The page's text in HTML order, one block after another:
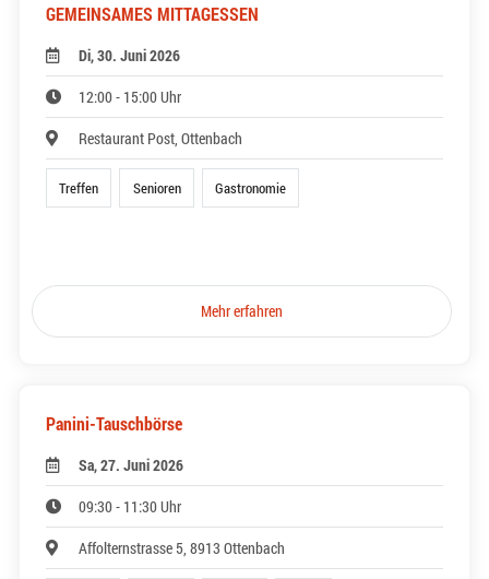
GEMEINSAMES MITTAGESSEN
Di, 30. Juni 2026
12:00 - 15:00 Uhr
Restaurant Post, Ottenbach
Treffen Senioren Gastronomie
Mehr erfahren
Panini-Tauschbörse
Sa, 27. Juni 2026
09:30 - 11:30 Uhr
Affolternstrasse 5, 8913 Ottenbach